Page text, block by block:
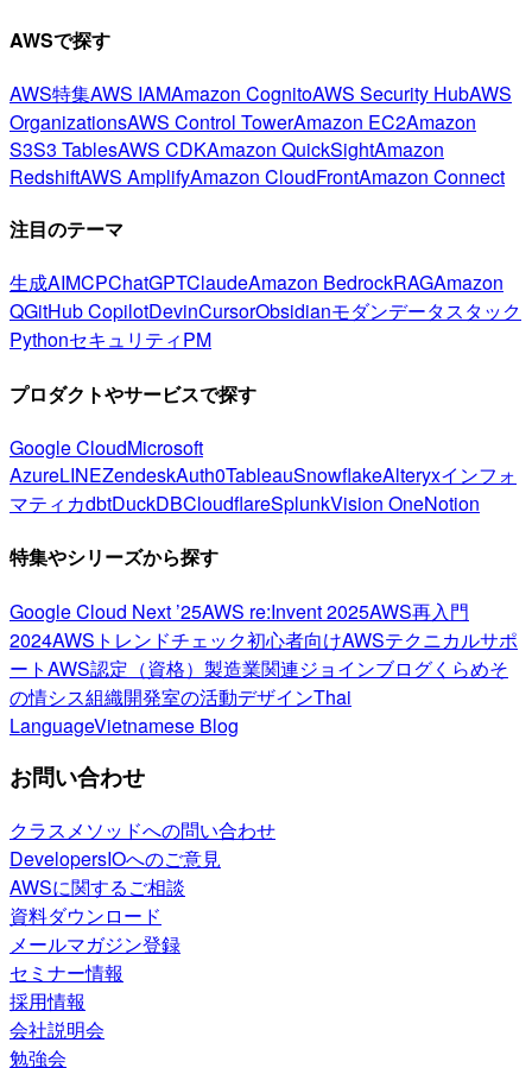
AWSで探す
AWS特集AWS IAMAmazon CognitoAWS Security HubAWS
OrganizationsAWS Control TowerAmazon EC2Amazon
S3S3 TablesAWS CDKAmazon QuickSightAmazon
RedshiftAWS AmplifyAmazon CloudFrontAmazon Connect
注目のテーマ
生成AIMCPChatGPTClaudeAmazon BedrockRAGAmazon
QGitHub CopilotDevinCursorObsidianモダンデータスタック
PythonセキュリティPM
プロダクトやサービスで探す
Google CloudMicrosoft
AzureLINEZendeskAuth0TableauSnowflakeAlteryxインフォ
マティカdbtDuckDBCloudflareSplunkVision OneNotion
特集やシリーズから探す
Google Cloud Next ’25AWS re:Invent 2025AWS再入門
2024AWSトレンドチェック初心者向けAWSテクニカルサポ
ートAWS認定（資格） 製造業関連ジョインブログくらめそ
の情シス組織開発室の活動デザインThai
LanguageVietnamese Blog
お問い合わせ
クラスメソッドへの問い合わせ
DevelopersIOへのご意見
AWSに関するご相談
資料ダウンロード
メールマガジン登録
セミナー情報
採用情報
会社説明会
勉強会